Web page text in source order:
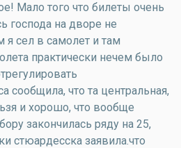
Мало того что билеты очень
господа на дворе не
сел в самолет и там
практически нечем было
сообщила, что та центральная,
и хорошо, что вообще
закончилась ряду на 25,
стюардесска заявила.что